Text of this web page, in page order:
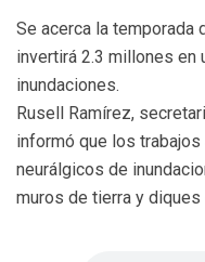
Se acerca la temporada
invertirá 2.3 millones en
inundaciones.
Rusell Ramírez,
informó que los
neurálgicos de
muros de tierra y